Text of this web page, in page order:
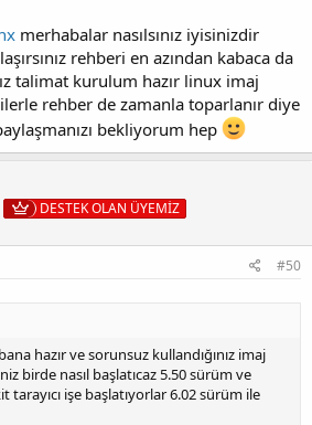
merhabalar nasılsınız iyisinizdir
rehberi en azından kabaca da
talimat kurulum hazır linux imaj
rehber de zamanla toparlanır diye
bekliyorum hep
DESTEK OLAN ÜYEMİZ
#50
hazır ve sorunsuz kullandığınız imaj
birde nasıl başlatıcaz 5.50 sürüm ve
işe başlatıyorlar 6.02 sürüm ile